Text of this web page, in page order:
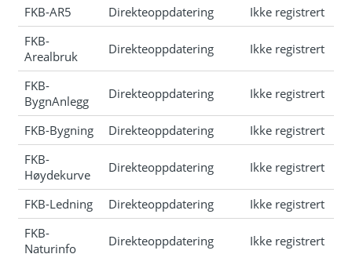
FKB-AR5
Direkteoppdatering
Ikke registrert
FKB-
Arealbruk
Direkteoppdatering Ikke registrert
FKB-
BygnAnlegg
Direkteoppdatering Ikke registrert
FKB-Bygning Direkteoppdatering
Ikke registrert
FKB-
Høydekurve
Direkteoppdatering Ikke registrert
FKB-Ledning Direkteoppdatering
Ikke registrert
FKB-
Naturinfo
Direkteoppdatering Ikke registrert